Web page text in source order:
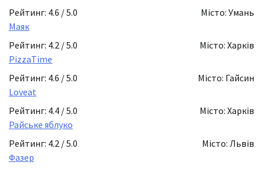
Рейтинг: 4.6 / 5.0
Місто: Умань
Маяк
Рейтинг: 4.2 / 5.0
Місто: Харків
PizzaTime
Рейтинг: 4.6 / 5.0
Місто: Гайсин
Loveat
Рейтинг: 4.4 / 5.0
Місто: Харків
Райське яблуко
Рейтинг: 4.2 / 5.0
Місто: Львів
Фазер